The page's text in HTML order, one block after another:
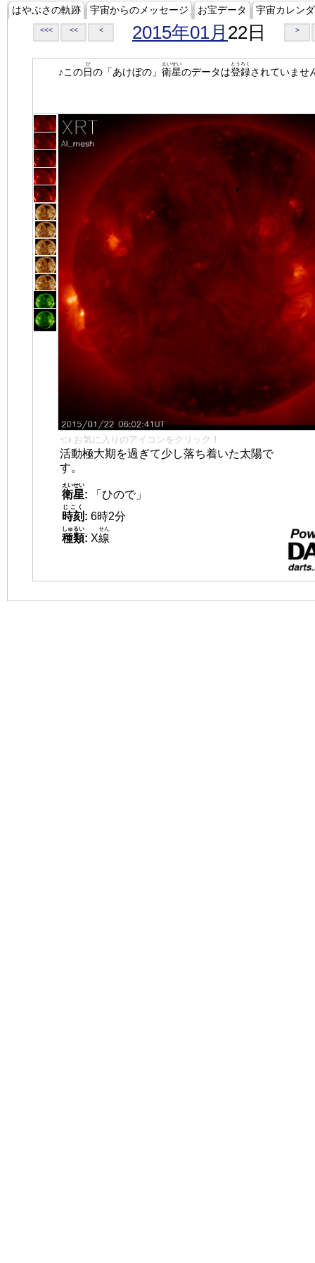
はやぶさの軌跡 宇宙からのメッセージ お宝データ 宇宙カレン
<<< << < 2015年01月 22日 >
♪この日
ひ
の「あけぼの」 衛星
えいせい
のデータは登録
とうろく
されていませ
👈 お気に入りのアイコンをクリック！
活動極大期を過ぎて少し落ち着いた太陽で
す。
衛星
えいせい
:
「ひので」
時刻
じこく
: 6時2分
種類
しゅるい
: X線
せん